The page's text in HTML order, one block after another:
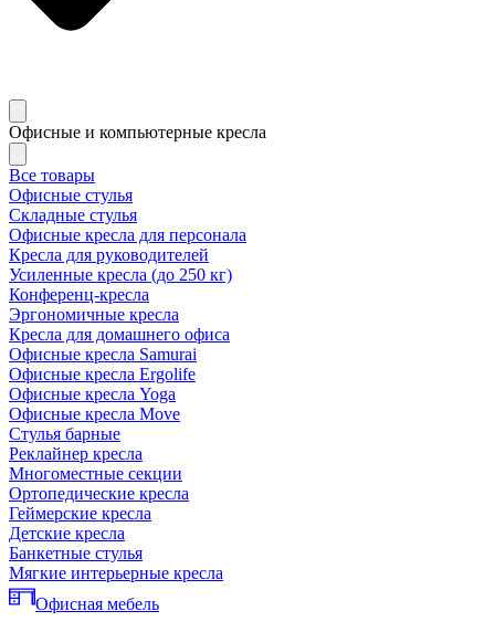
Офисные и компьютерные кресла
Все товары
Офисные стулья
Складные стулья
Офисные кресла для персонала
Кресла для руководителей
Усиленные кресла (до 250 кг)
Конференц-кресла
Эргономичные кресла
Кресла для домашнего офиса
Офисные кресла Samurai
Офисные кресла Ergolife
Офисные кресла Yoga
Офисные кресла Move
Стулья барные
Реклайнер кресла
Многоместные секции
Ортопедические кресла
Геймерские кресла
Детские кресла
Банкетные стулья
Мягкие интерьерные кресла
Офисная мебель